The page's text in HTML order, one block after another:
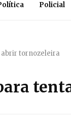
Policial
abrir tornozeleira